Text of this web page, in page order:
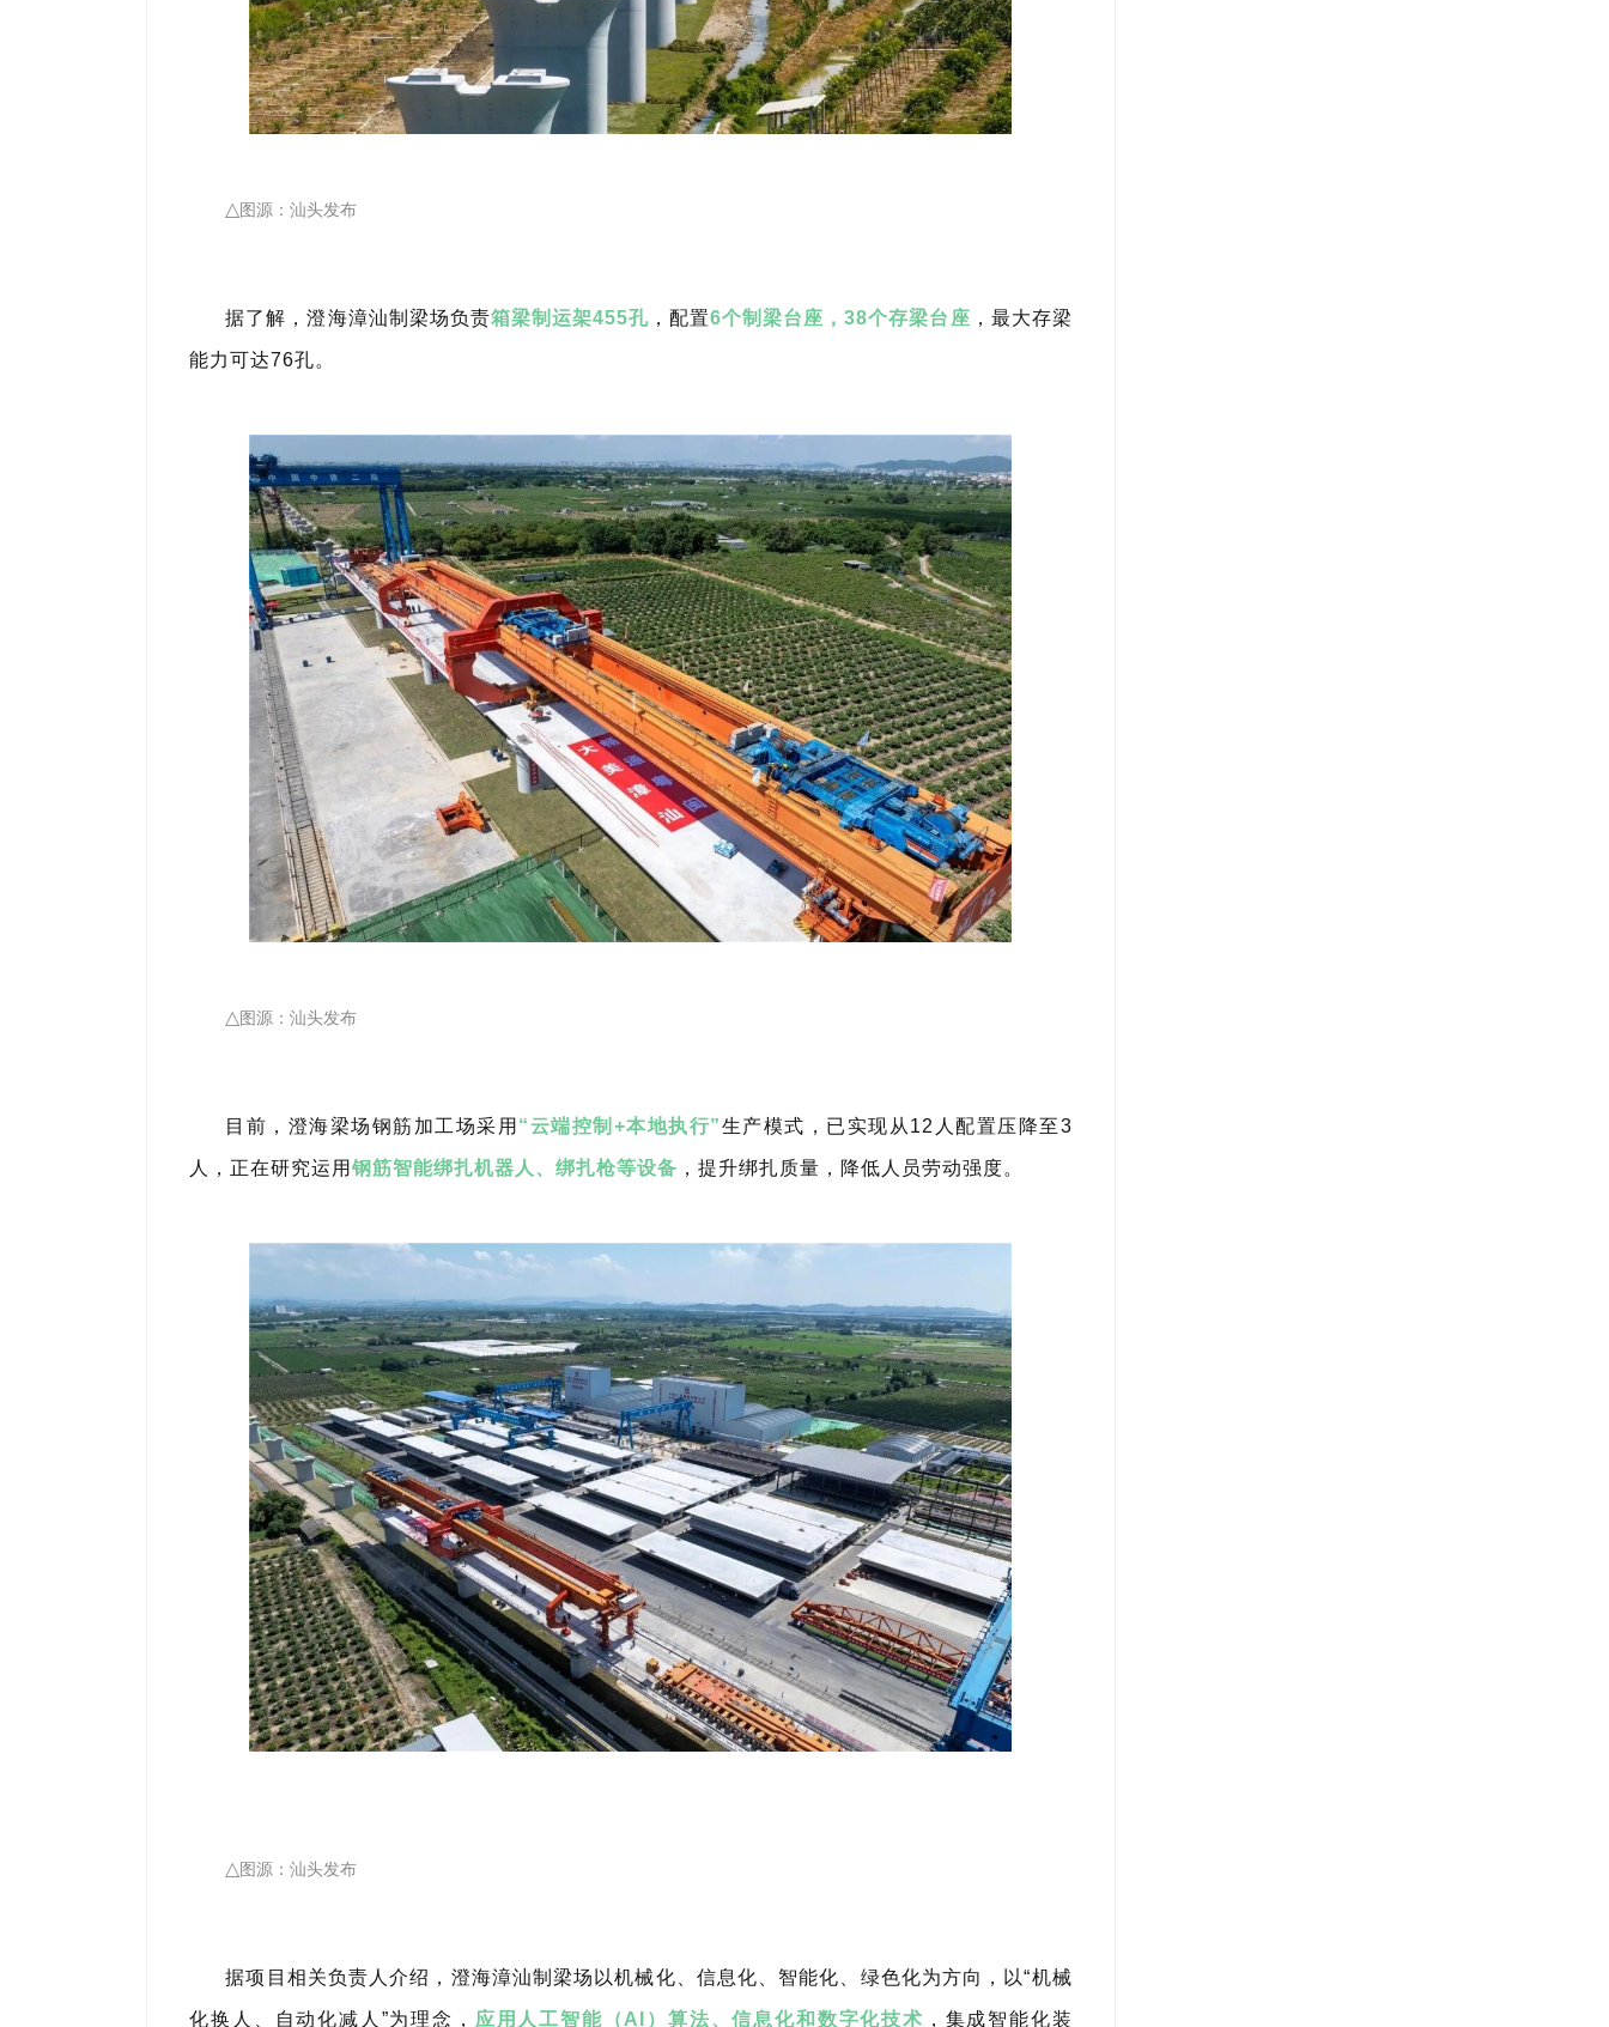
△图源：汕头发布
据了解，澄海漳汕制梁场负责箱梁制运架455孔 ，配置6个制梁台座，38个存梁台座 ，最大存梁
能力可达76孔。
△图源：汕头发布
目前，澄海梁场钢筋加工场采用 “云端控制+本地执行”生产模式，已实现从12人配置压降至3
人，正在研究运用钢筋智能绑扎机器人、绑扎枪等设备 ，提升绑扎质量，降低人员劳动强度。
△图源：汕头发布
据项目相关负责人介绍，澄海漳汕制梁场以机械化、信息化、智能化、绿色化为方向，以“机械
化换人、自动化减人”为理念， 应用人工智能（AI）算法、信息化和数字化技术 ，集成智能化装